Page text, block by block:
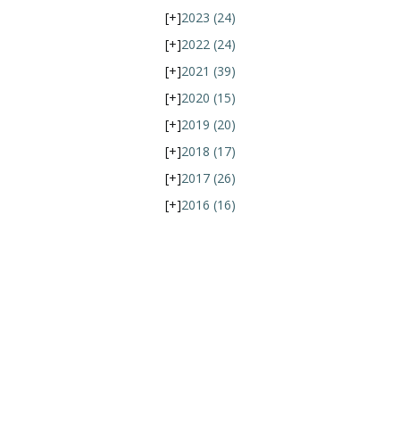
[+]2023 (24)
[+]2022 (24)
[+]2021 (39)
[+]2020 (15)
[+]2019 (20)
[+]2018 (17)
[+]2017 (26)
[+]2016 (16)